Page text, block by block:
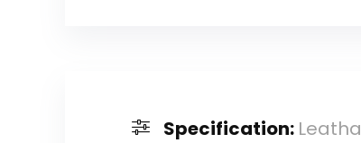
Specification: